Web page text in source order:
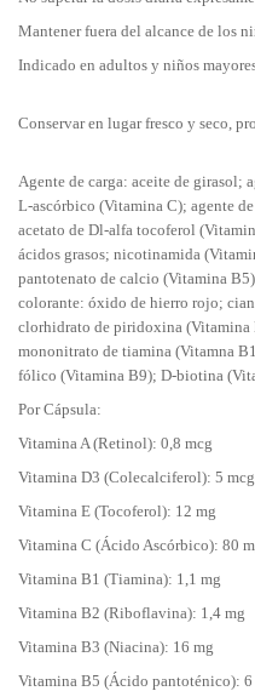
Mantener fuera del alcance de los
Indicado en adultos y niños
Conservar en lugar fresco y seco,
Agente de carga: aceite de girasol;
L-ascórbico (Vitamina C); agente
acetato de Dl-alfa tocoferol
ácidos grasos; nicotinamida
pantotenato de calcio (Vitamina
colorante: óxido de hierro rojo;
clorhidrato de piridoxina
mononitrato de tiamina (Vitamna
fólico (Vitamina B9); D-biotina
Por Cápsula:
Vitamina A (Retinol): 0,8 mcg
Vitamina D3 (Colecalciferol): 5 mcg
Vitamina E (Tocoferol): 12 mg
Vitamina C (Ácido Ascórbico): 80
Vitamina B1 (Tiamina): 1,1 mg
Vitamina B2 (Riboflavina): 1,4 mg
Vitamina B3 (Niacina): 16 mg
Vitamina B5 (Ácido pantoténico): 6